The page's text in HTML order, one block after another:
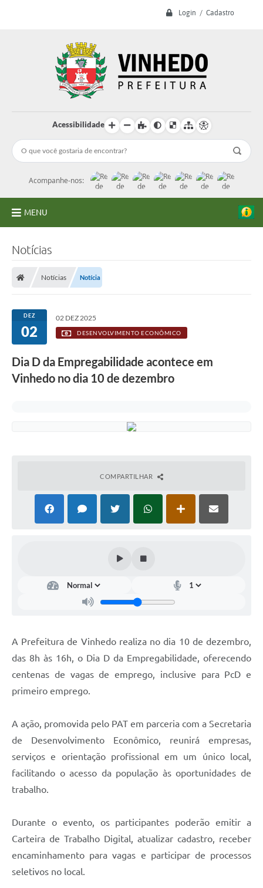
Login / Cadastro
Acessibilidade
Acompanhe-nos:
MENU
Licitações
Transparência
Concursos e Processos Seletivos
Normas e Legislação
Sistema de Protocolo
Fala.BR
Listagem dos CEPs de Vinhedo
Acesso à Informação
Associação dos Servidores Públicos Municipais de
Vinhedo
Audiências Públicas
Carta de Serviços
Galeria de Vídeos
Notícias
Notícias Notícia
DEZ
02
02 DEZ 2025
DESENVOLVIMENTO ECONÔMICO
Dia D da Empregabilidade acontece em
Vinhedo no dia 10 de dezembro
COMPARTILHAR
A Prefeitura de Vinhedo realiza no dia 10 de dezembro,
das 8h às 16h, o Dia D da Empregabilidade, oferecendo
centenas de vagas de emprego, inclusive para PcD e
primeiro emprego.
A ação, promovida pelo PAT em parceria com a Secretaria
de Desenvolvimento Econômico, reunirá empresas,
serviços e orientação profissional em um único local,
facilitando o acesso da população às oportunidades de
trabalho.
Durante o evento, os participantes poderão emitir a
Carteira de Trabalho Digital, atualizar cadastro, receber
encaminhamento para vagas e participar de processos
seletivos no local.